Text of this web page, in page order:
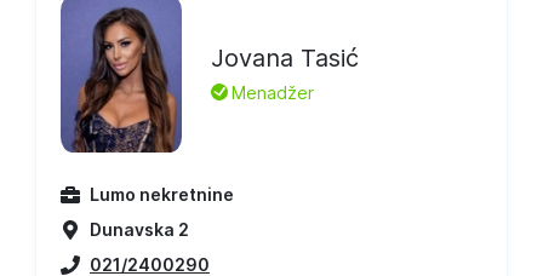
Jovana Tasić
L Menadžer
Lumo nekretnine
Dunavska 2
021/2400290